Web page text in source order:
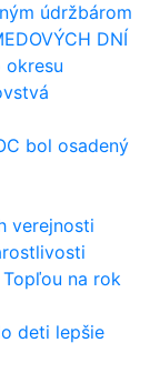
údržbárom
DNÍ
okresu
bol osadený
verejnosti
na rok
deti lepšie